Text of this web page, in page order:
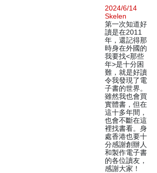
2024/6/14
Skelen
第一次知道好
讀是在2011
年，還記得那
時身在外國的
我要找<那些
年>是十分困
難，就是好讀
令我發現了電
子書的世界。
雖然我也會買
實體書，但在
這十多年間，
也會不斷在這
裡找書看。身
處香港也要十
分感謝創辦人
和製作電子書
的各位讀友，
感謝大家！